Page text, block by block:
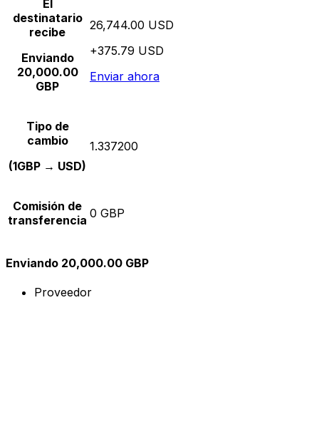
El
destinatario
recibe
Enviando
20,000.00
GBP
26,744.00 USD
+375.79 USD
Enviar ahora
Tipo de
cambio
(1GBP → USD)
1.337200
Comisión de
transferencia 0 GBP
Enviando 20,000.00 GBP
Proveedor